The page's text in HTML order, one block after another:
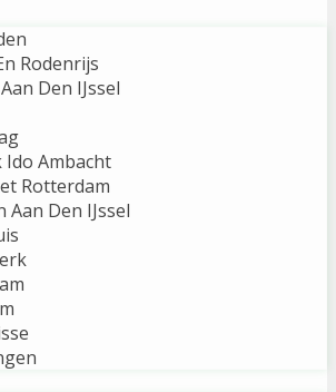
Rodenrijs
Den IJssel
Ido Ambacht
Rotterdam
Aan Den IJssel